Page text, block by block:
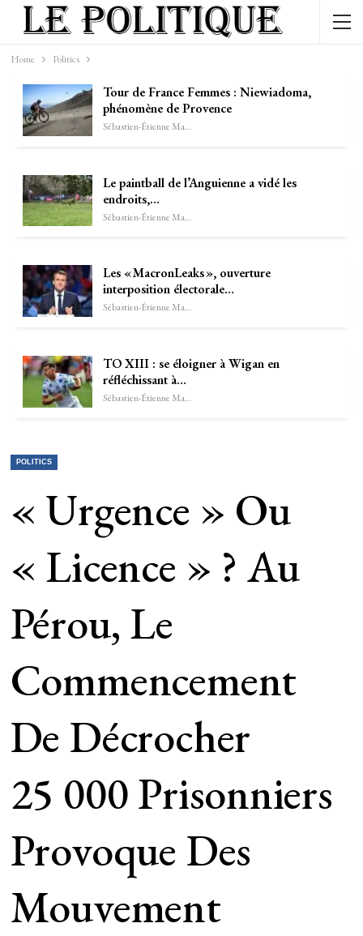
Home Politics
Tour de France Femmes : Niewiadoma,
phénomène de Provence
Sébastien-Étienne Marechal
Le paintball de l’Anguienne a vidé les
endroits,…
Sébastien-Étienne Marechal
Les « MacronLeaks », ouverture
interposition électorale…
Sébastien-Étienne Marechal
TO XIII : se éloigner à Wigan en
réfléchissant à…
Sébastien-Étienne Marechal
POLITICS
« Urgence » Ou
« Licence » ? Au
Pérou, Le
Commencement
De Décrocher
25 000 Prisonniers
Provoque Des
Mouvement